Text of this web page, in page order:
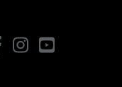
FacebookInstagramYouTube